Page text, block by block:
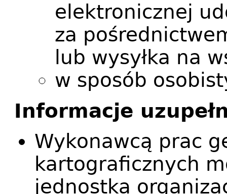
elektronicznej
za
lub wysyłka na
w sposób
Informacje
Wykonawcą prac
kartograficznych
jednostka